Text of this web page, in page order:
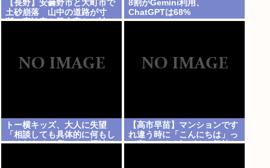
【長野】安曇野市と大町市で
土砂崩落 山中の道路が寸
断 宿泊客や登山客など計
8割がGemini利用、
ChatGPTは68%
トー横キッズ、大人に失望
「相談しても具体的に何もし
てくれなくて傷つく。福祉は
【高市早苗】マンションです
れ違う時に「こんにちは」っ
て言ってくる奴がクソ気持ち